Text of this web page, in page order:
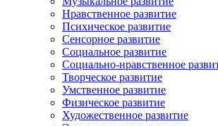
Нравственное развитие
Психическое развитие
Сенсорное развитие
Социальное развитие
Социально-нравственное
Творческое развитие
Умственное развитие
Физическое развитие
Художественное развитие